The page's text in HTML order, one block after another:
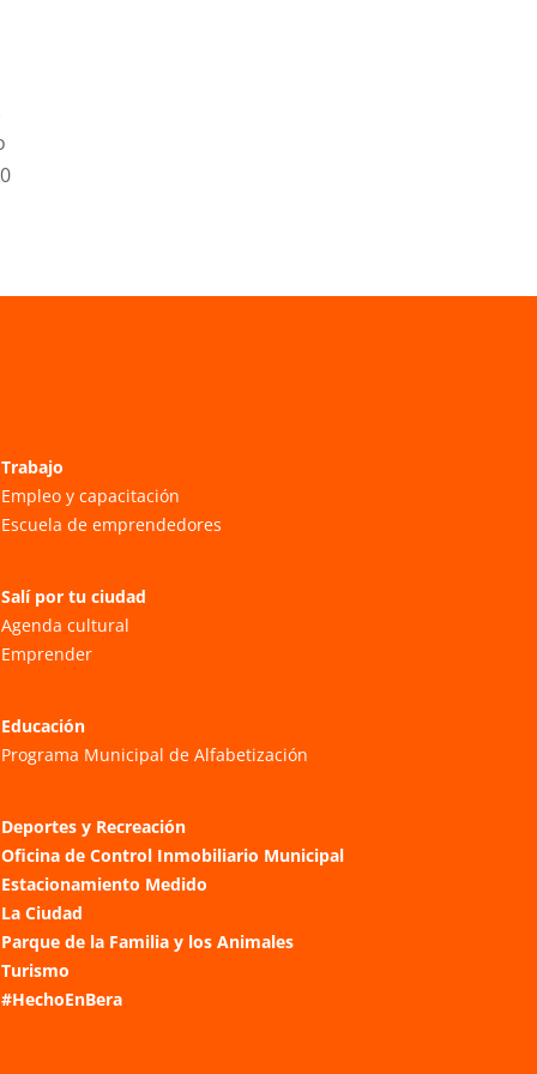
Trabajo
Empleo y capacitación
Escuela de emprendedores
Salí por tu ciudad
Agenda cultural
Emprender
Educación
Programa Municipal de Alfabetización
Deportes y Recreación
Oficina de Control Inmobiliario Municipal
Estacionamiento Medido
La Ciudad
Parque de la Familia y los Animales
Turismo
#HechoEnBera